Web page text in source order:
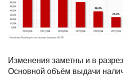
Изменения заметны и в
Основной объём выдачи